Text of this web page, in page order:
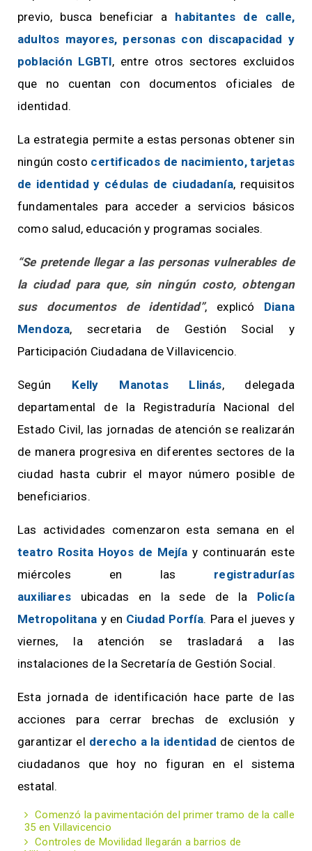
previo, busca beneficiar a habitantes de calle,
adultos mayores, personas con discapacidad y
población LGBTI, entre otros sectores excluidos
que no cuentan con documentos oficiales de
identidad.
La estrategia permite a estas personas obtener sin
ningún costo certificados de nacimiento, tarjetas
de identidad y cédulas de ciudadanía, requisitos
fundamentales para acceder a servicios básicos
como salud, educación y programas sociales.
“Se pretende llegar a las personas vulnerables de
la ciudad para que, sin ningún costo, obtengan
sus documentos de identidad”, explicó Diana
Mendoza, secretaria de Gestión Social y
Participación Ciudadana de Villavicencio.
Según Kelly Manotas Llinás, delegada
departamental de la Registraduría Nacional del
Estado Civil, las jornadas de atención se realizarán
de manera progresiva en diferentes sectores de la
ciudad hasta cubrir el mayor número posible de
beneficiarios.
Las actividades comenzaron esta semana en el
teatro Rosita Hoyos de Mejía y continuarán este
miércoles en las registradurías
auxiliares ubicadas en la sede de la Policía
Metropolitana y en Ciudad Porfía. Para el jueves y
viernes, la atención se trasladará a las
instalaciones de la Secretaría de Gestión Social.
Esta jornada de identificación hace parte de las
acciones para cerrar brechas de exclusión y
garantizar el derecho a la identidad de cientos de
ciudadanos que hoy no figuran en el sistema
estatal.
Comenzó la pavimentación del primer tramo de la calle
35 en Villavicencio
Controles de Movilidad llegarán a barrios de